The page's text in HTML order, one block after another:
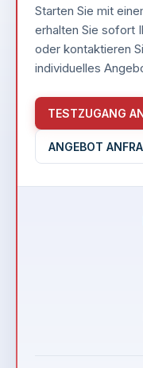
Starten Sie mit
erhalten Sie sofort
oder kontaktieren
individuelles
TESTZUGANG
ANGEBOT